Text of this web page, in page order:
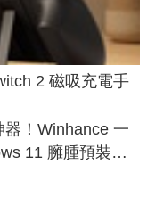
2 磁吸充電手
！Winhance 一
11 臃腫預裝軟